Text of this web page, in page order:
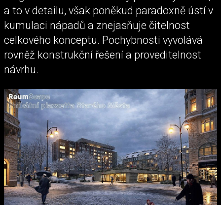
a to v detailu, však poněkud paradoxně ústí v
kumulaci nápadů a znejasňuje čitelnost
celkového konceptu. Pochybnosti vyvolává
rovněž konstrukční řešení a proveditelnost
návrhu.